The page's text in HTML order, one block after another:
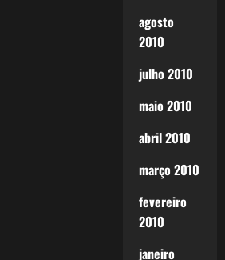
agosto
2010
julho 2010
maio 2010
abril 2010
março 2010
fevereiro
2010
janeiro